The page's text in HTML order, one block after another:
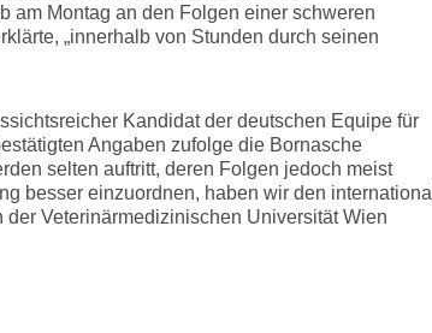
am Montag an den Folgen einer schweren
„innerhalb von Stunden durch seinen
Kandidat der deutschen Equipe für
Angaben zufolge die Bornasche
selten auftritt, deren Folgen jedoch meist
besser einzuordnen, haben wir den international
Veterinärmedizinischen Universität Wien